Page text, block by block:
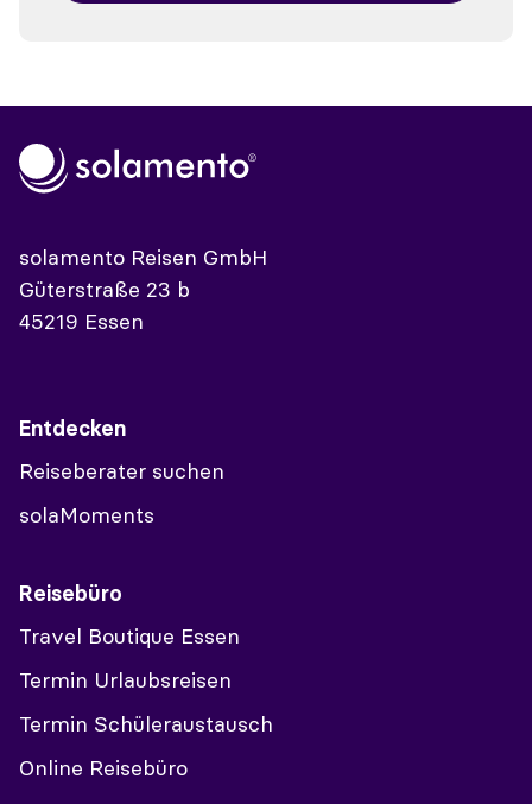
solamento Reisen GmbH
Güterstraße 23 b
45219 Essen
Entdecken
Reiseberater suchen
solaMoments
Reisebüro
Travel Boutique Essen
Termin Urlaubsreisen
Termin Schüleraustausch
Online Reisebüro